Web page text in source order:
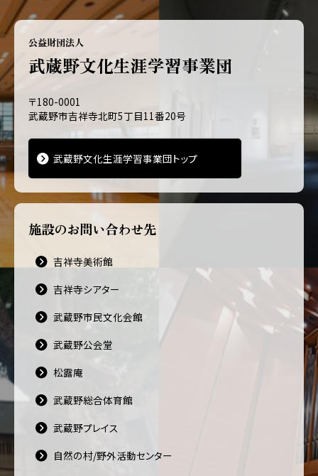
公益財団法人
武蔵野文化生涯学習事業団
〒180-0001
武蔵野市吉祥寺北町5丁目11番20号
武蔵野文化生涯学習事業団トップ
施設のお問い合わせ先
吉祥寺美術館
吉祥寺シアター
武蔵野市民文化会館
武蔵野公会堂
松露庵
武蔵野総合体育館
武蔵野プレイス
自然の村/野外活動センター